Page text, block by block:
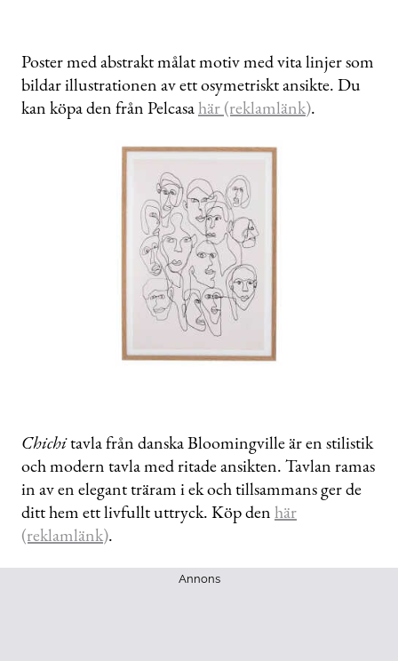
Poster med abstrakt målat motiv med vita linjer som
bildar illustrationen av ett osymetriskt ansikte. Du
kan köpa den från Pelcasahär (reklamlänk).
Chichitavla från danska Bloomingville är en stilistik
och modern tavla med ritade ansikten. Tavlan ramas
in av en elegant träram i ek och tillsammans ger de
ditt hem ett livfullt uttryck. Köp denhär
(reklamlänk).
Annons